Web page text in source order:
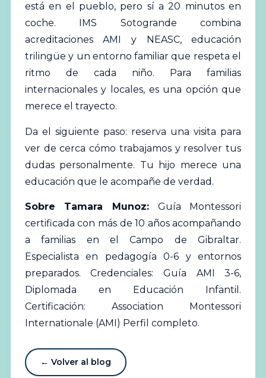
está en el pueblo, pero sí a 20 minutos en
coche. IMS Sotogrande combina
acreditaciones AMI y NEASC, educación
trilingüe y un entorno familiar que respeta el
ritmo de cada niño. Para familias
internacionales y locales, es una opción que
merece el trayecto.
Da el siguiente paso: reserva una visita para
ver de cerca cómo trabajamos y resolver tus
dudas personalmente. Tu hijo merece una
educación que le acompañe de verdad.
Sobre Tamara Munoz: Guía Montessori
certificada con más de 10 años acompañando
a familias en el Campo de Gibraltar.
Especialista en pedagogía 0-6 y entornos
preparados. Credenciales: Guía AMI 3-6,
Diplomada en Educación Infantil.
Certificación: Association Montessori
Internationale (AMI) Perfil completo.
← Volver al blog